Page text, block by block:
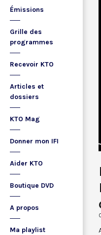
Émissions
Grille des
programmes
Recevoir KTO
Articles et
dossiers
KTO Mag
Donner mon IFI
Aider KTO
Boutique DVD
A propos
Ma playlist